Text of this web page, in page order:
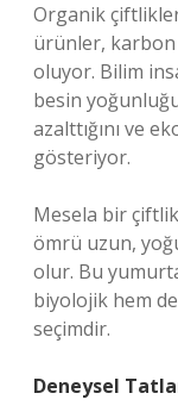
Organik
ürünler, karbon
oluyor. Bilim
besin
azalttığını ve
gösteriyor.
Mesela bir
ömrü uzun,
olur. Bu
biyolojik hem
seçimdir.
Deneysel